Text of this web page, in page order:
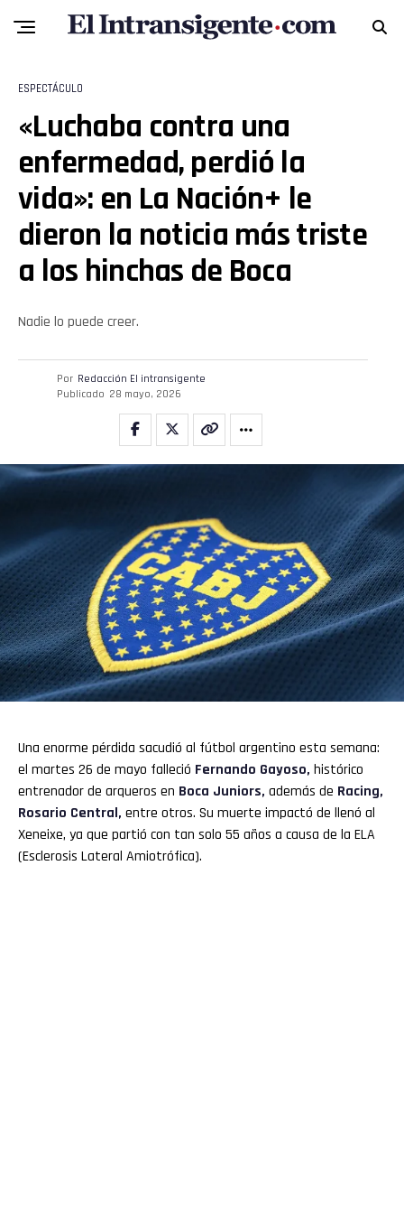
ESPECTÁCULO
«Luchaba contra una
enfermedad, perdió la
vida»: en La Nación+ le
dieron la noticia más triste
a los hinchas de Boca
Nadie lo puede creer.
Por Redacción El intransigente
Publicado 28 mayo, 2026
Una enorme pérdida sacudió al fútbol argentino esta semana:
el martes 26 de mayo falleció Fernando Gayoso, histórico
entrenador de arqueros en Boca Juniors, además de Racing,
Rosario Central, entre otros. Su muerte impactó de llenó al
Xeneixe, ya que partió con tan solo 55 años a causa de la ELA
(Esclerosis Lateral Amiotrófica).
Pinterest
Whatsapp